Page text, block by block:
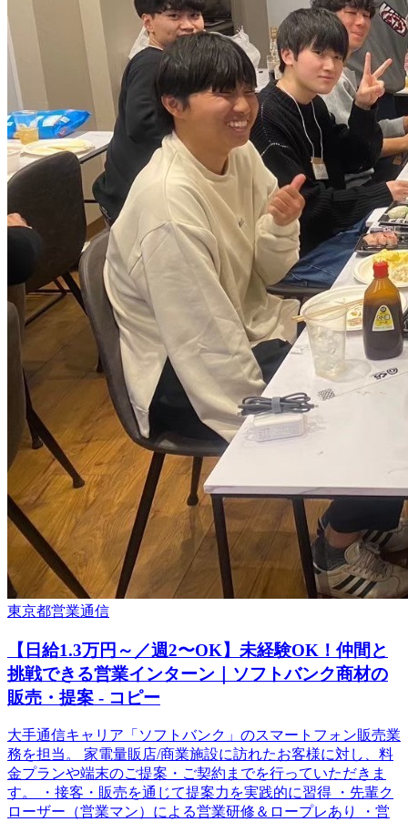
東京都営業通信
【日給1.3万円～／週2〜OK】未経験OK！仲間と
挑戦できる営業インターン｜ソフトバンク商材の
販売・提案 - コピー
大手通信キャリア「ソフトバンク」のスマートフォン販売業
務を担当。 家電量販店/商業施設に訪れたお客様に対し、料
金プランや端末のご提案・ご契約までを行っていただきま
す。 ・接客・販売を通じて提案力を実践的に習得 ・先輩ク
ローザー（営業マン）による営業研修＆ロープレあり ・営